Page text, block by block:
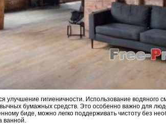
улучшение гигиеничности. Использование водяного
бумажных средств. Это особенно важно для
биде, можно легко поддерживать чистоту без
ванной.